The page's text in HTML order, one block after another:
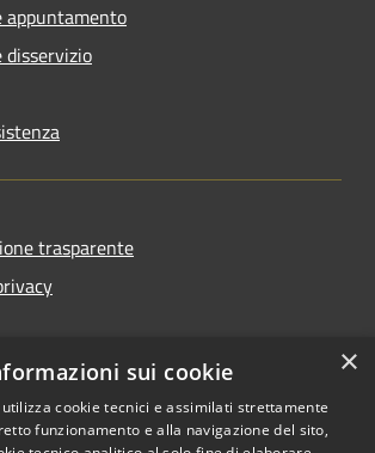
appuntamento
disservizio
trasparente
di accessibilità
×
sui cookie
cookie tecnici e assimilati strettamente
funzionamento e alla navigazione del sito,